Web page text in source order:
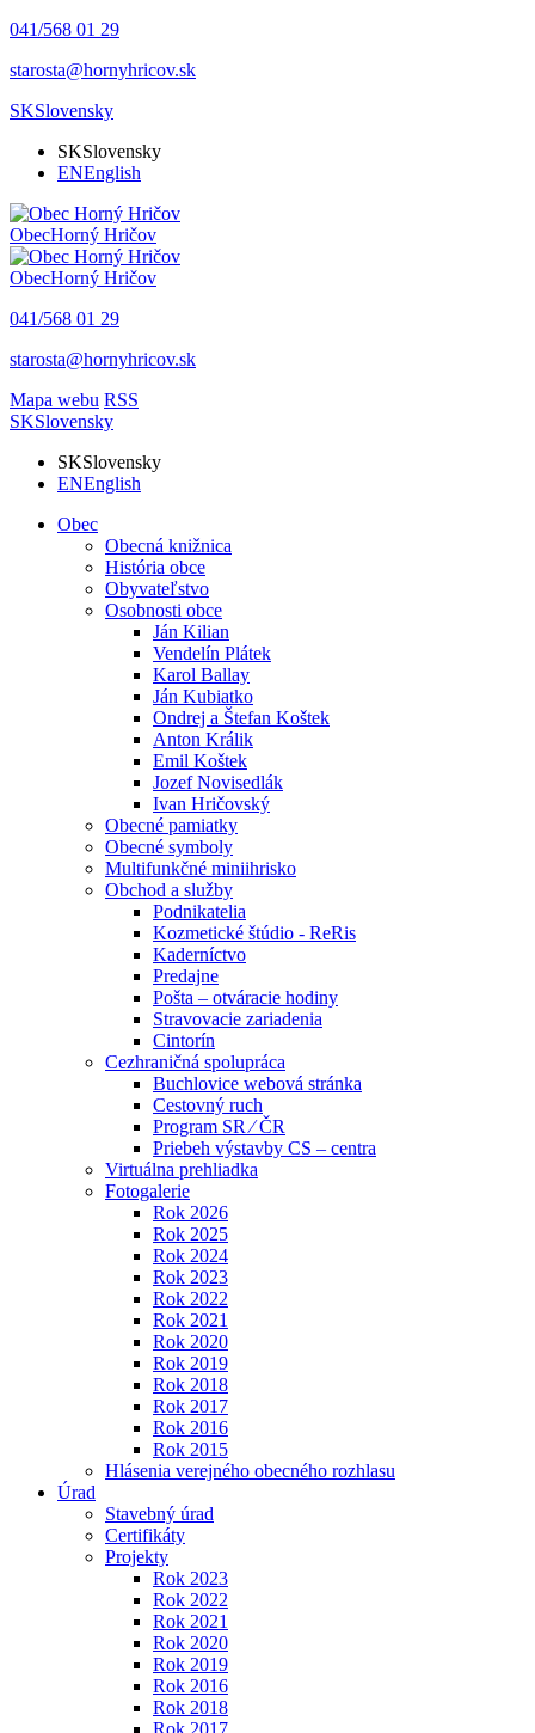
041/568 01 29
starosta@hornyhricov.sk
SKSlovensky
SKSlovensky
ENEnglish
ObecHorný Hričov
ObecHorný Hričov
041/568 01 29
starosta@hornyhricov.sk
Mapa webu RSS
SKSlovensky
SKSlovensky
ENEnglish
Obec
Obecná knižnica
História obce
Obyvateľstvo
Osobnosti obce
Ján Kilian
Vendelín Plátek
Karol Ballay
Ján Kubiatko
Ondrej a Štefan Koštek
Anton Králik
Emil Koštek
Jozef Novisedlák
Ivan Hričovský
Obecné pamiatky
Obecné symboly
Multifunkčné miniihrisko
Obchod a služby
Podnikatelia
Kozmetické štúdio - ReRis
Kaderníctvo
Predajne
Pošta – otváracie hodiny
Stravovacie zariadenia
Cintorín
Cezhraničná spolupráca
Buchlovice webová stránka
Cestovný ruch
Program SR ⁄ ČR
Priebeh výstavby CS – centra
Virtuálna prehliadka
Fotogalerie
Rok 2026
Rok 2025
Rok 2024
Rok 2023
Rok 2022
Rok 2021
Rok 2020
Rok 2019
Rok 2018
Rok 2017
Rok 2016
Rok 2015
Hlásenia verejného obecného rozhlasu
Úrad
Stavebný úrad
Certifikáty
Projekty
Rok 2023
Rok 2022
Rok 2021
Rok 2020
Rok 2019
Rok 2016
Rok 2018
Rok 2017